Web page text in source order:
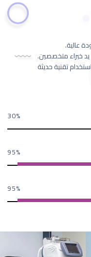
عالية.
يد خبراء متخصصين.
تقنية حديثة
30
95
95